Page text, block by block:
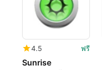
4.5 ฟรี
Sunrise